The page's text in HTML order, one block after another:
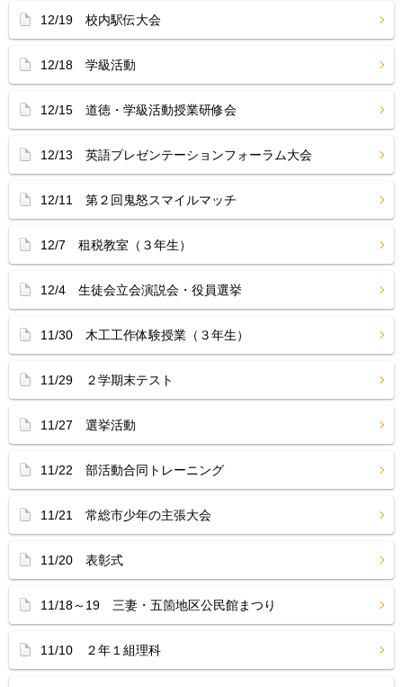
12/19 校内駅伝大会
12/18 学級活動
12/15 道徳・学級活動授業研修会
12/13 英語プレゼンテーションフォーラム大会
12/11 第２回鬼怒スマイルマッチ
12/7 租税教室（３年生）
12/4 生徒会立会演説会・役員選挙
11/30 木工工作体験授業（３年生）
11/29 ２学期末テスト
11/27 選挙活動
11/22 部活動合同トレーニング
11/21 常総市少年の主張大会
11/20 表彰式
11/18～19 三妻・五箇地区公民館まつり
11/10 ２年１組理科